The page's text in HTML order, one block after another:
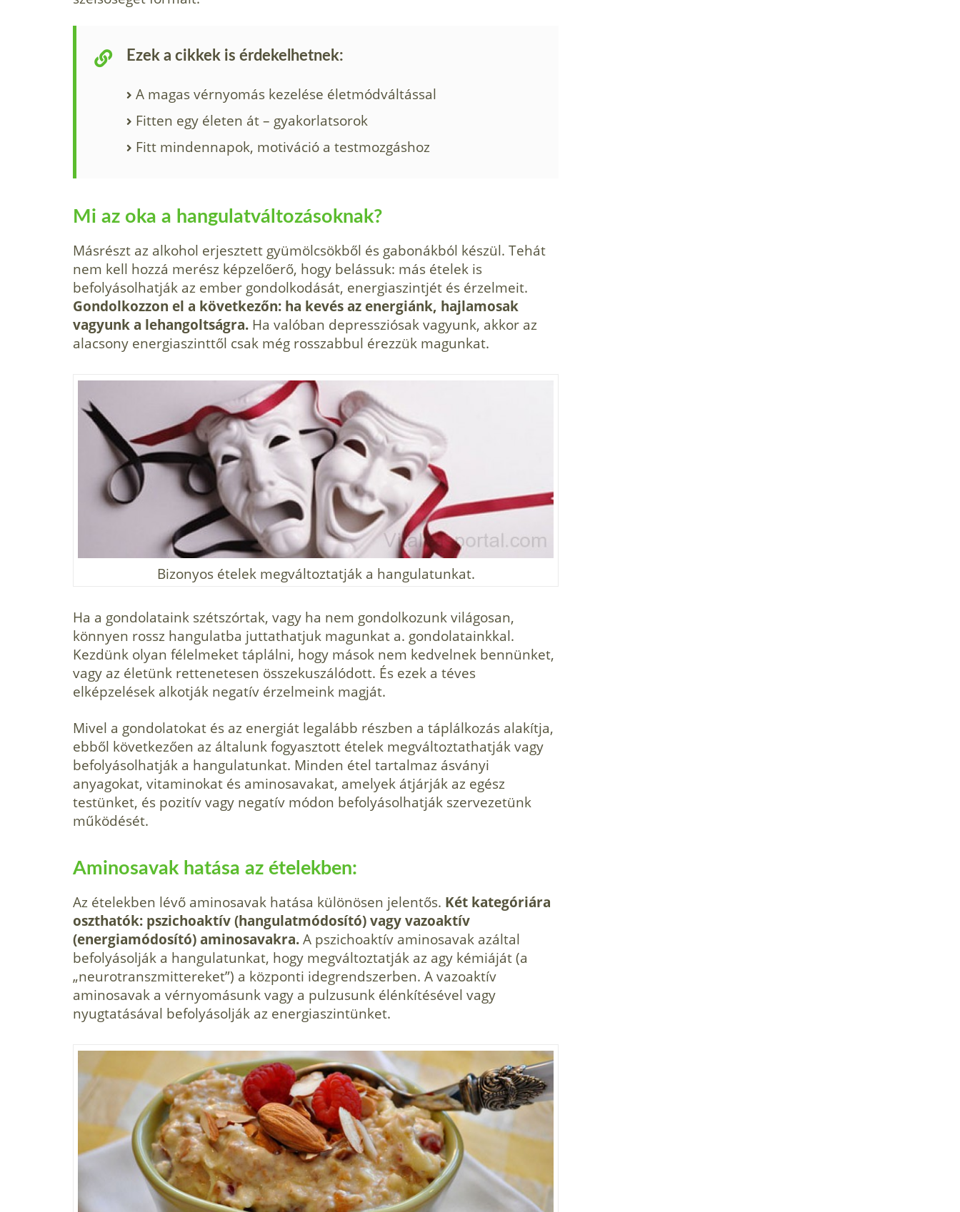
Ezek a cikkek is érdekelhetnek:
A magas vérnyomás kezelése életmódváltással
Fitten egy életen át – gyakorlatsorok
Fitt mindennapok, motiváció a testmozgáshoz
Mi az oka a hangulatváltozásoknak?
Másrészt az alkohol erjesztett gyümölcsökből és gabonákból készül. Tehát
nem kell hozzá merész képzelőerő, hogy belássuk: más ételek is
befolyásolhatják az ember gondolkodását, energiaszintjét és érzelmeit.
Gondolkozzon el a következőn: ha kevés az energiánk, hajlamosak
vagyunk a lehangoltságra. Ha valóban depressziósak vagyunk, akkor az
alacsony energiaszinttől csak még rosszabbul érezzük magunkat.
Bizonyos ételek megváltoztatják a hangulatunkat.
Ha a gondolataink szétszórtak, vagy ha nem gondolkozunk világosan,
könnyen rossz hangulatba juttathatjuk magunkat a. gondolatainkkal.
Kezdünk olyan félelmeket táplálni, hogy mások nem kedvelnek bennünket,
vagy az életünk rettenetesen összekuszálódott. És ezek a téves
elképzelések alkotják negatív érzelmeink magját.
Mivel a gondolatokat és az energiát legalább részben a táplálkozás alakítja,
ebből következően az általunk fogyasztott ételek megváltoztathatják vagy
befolyásolhatják a hangulatunkat. Minden étel tartalmaz ásványi
anyagokat, vitaminokat és aminosavakat, amelyek átjárják az egész
testünket, és pozitív vagy negatív módon befolyásolhatják szervezetünk
működését.
Aminosavak hatása az ételekben:
Az ételekben lévő aminosavak hatása különösen jelentős. Két kategóriára
oszthatók: pszichoaktív (hangulatmódosító) vagy vazoaktív
(energiamódosító) aminosavakra.A pszichoaktív aminosavak azáltal
befolyásolják a hangulatunkat, hogy megváltoztatják az agy kémiáját (a
„neurotranszmittereket”) a központi idegrendszerben. A vazoaktív
aminosavak a vérnyomásunk vagy a pulzusunk élénkítésével vagy
nyugtatásával befolyásolják az energiaszintünket.